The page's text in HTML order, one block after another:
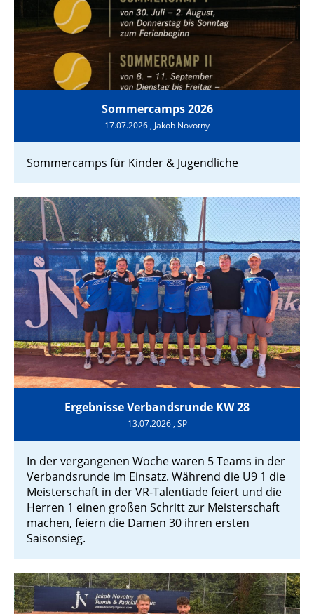
Sommercamps 2026
17.07.2026, Jakob Novotny
Sommercamps für Kinder & Jugendliche
Ergebnisse Verbandsrunde KW 28
13.07.2026, SP
In der vergangenen Woche waren 5 Teams in der
Verbandsrunde im Einsatz. Während die U9 1 die
Meisterschaft in der VR-Talentiade feiert und die
Herren 1 einen großen Schritt zur Meisterschaft
machen, feiern die Damen 30 ihren ersten
Saisonsieg.